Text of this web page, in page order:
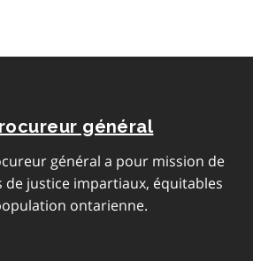
général
général a pour mission de
de justice impartiaux, équitables
ontarienne.